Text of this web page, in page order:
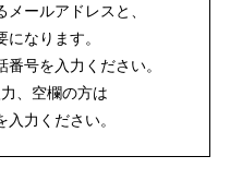
ールアドレスと、
になります。
号を入力ください。
、空欄の方は
入力ください。